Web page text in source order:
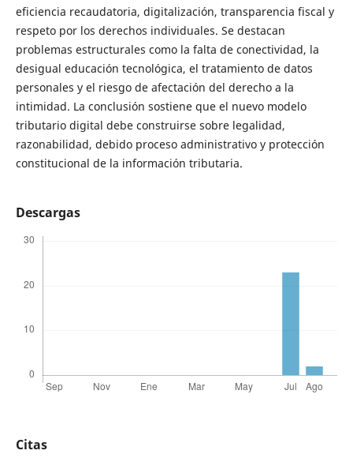
eficiencia recaudatoria, digitalización, transparencia fiscal y
respeto por los derechos individuales. Se destacan
problemas estructurales como la falta de conectividad, la
desigual educación tecnológica, el tratamiento de datos
personales y el riesgo de afectación del derecho a la
intimidad. La conclusión sostiene que el nuevo modelo
tributario digital debe construirse sobre legalidad,
razonabilidad, debido proceso administrativo y protección
constitucional de la información tributaria.
Descargas
Citas